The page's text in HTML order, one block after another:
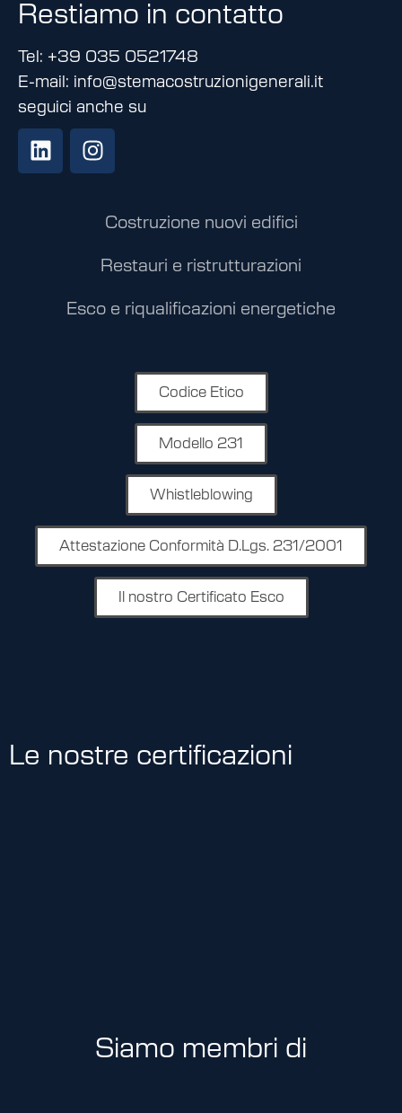
Restiamo in contatto
Tel: +39 035 0521748
E-mail: info@stemacostruzionigenerali.it
seguici anche su
Costruzione nuovi edifici
Restauri e ristrutturazioni
Esco e riqualificazioni energetiche
Codice Etico
Modello 231
Whistleblowing
Attestazione Conformità D.Lgs. 231/2001
Il nostro Certificato Esco
Le nostre certificazioni
Siamo membri di